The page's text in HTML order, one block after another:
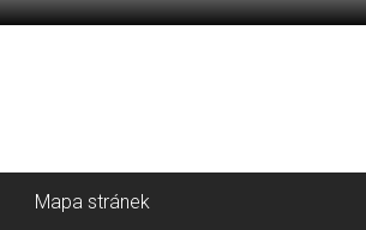
Mapa stránek